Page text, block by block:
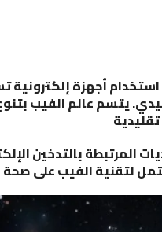
استخدام أجهزة
يتسم عالم الفيب
المرتبطة بالتدخين
لتقنية الفيب على